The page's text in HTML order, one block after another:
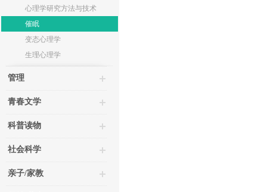
心理学研究方法与技术
催眠
变态心理学
生理心理学
管理
青春文学
科普读物
社会科学
亲子/家教